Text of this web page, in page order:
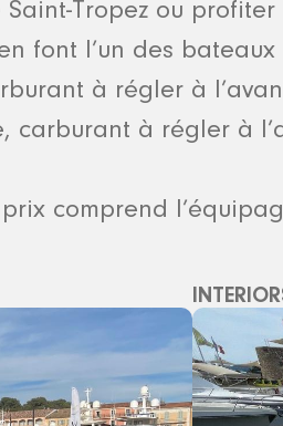
Tropez ou
font l’un des
à régler à
carburant à régler à
comprend